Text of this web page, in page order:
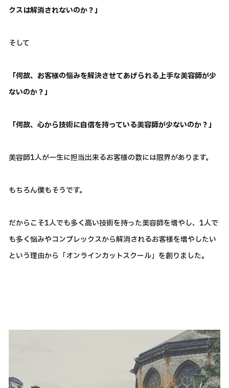
クスは解消されないのか？」
そして
「何故、お客様の悩みを解決させてあげられる上手な美容師が少
ないのか？」
「何故、心から技術に自信を持っている美容師が少ないのか？」
美容師1人が一生に担当出来るお客様の数には限界があります。
もちろん僕もそうです。
だからこそ1人でも多く高い技術を持った美容師を増やし、1人で
も多く悩みやコンプレックスから解消されるお客様を増やしたい
という理由から「オンラインカットスクール」を創りました。